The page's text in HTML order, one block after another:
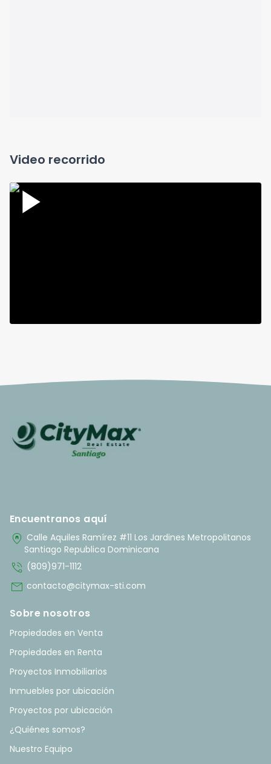
Video recorrido
Encuentranos aquí
home_pin Calle Aquiles Ramírez #11 Los Jardines Metropolitanos
Santiago Republica Dominicana
phone_in_talk (809)971-1112
mail contacto@citymax-sti.com
Sobre nosotros
Propiedades en Venta
Propiedades en Renta
Proyectos Inmobiliarios
Inmuebles por ubicación
Proyectos por ubicación
¿Quiénes somos?
Nuestro Equipo